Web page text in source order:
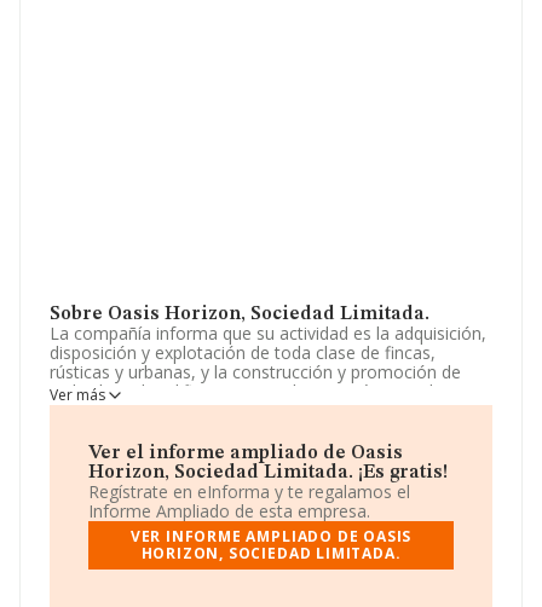
Sobre Oasis Horizon, Sociedad Limitada.
La compañía informa que su actividad es la adquisición,
disposición y explotación de toda clase de fincas,
rústicas y urbanas, y la construcción y promoción de
toda clase de edificaciones, incluso en régimen de
protección oficial; la promoción, realización y
mesones, ventas, bodegas, hoteles. La empresa
aparece inscrita en el Registro Mercantil como Sociedad
Limitada. Clasifica su actividad CNAE como 'Agentes de
la propiedad inmobiliaria', código 6831. No realiza
actividad de importación y/o exportación.
La empresa españolaOasis Horizon, Sociedad
Ver más
Ver el informe ampliado de Oasis
Horizon, Sociedad Limitada. ¡Es gratis!
Regístrate en eInforma y te regalamos el
Informe Ampliado de esta empresa.
VER INFORME AMPLIADO DE OASIS
HORIZON, SOCIEDAD LIMITADA.